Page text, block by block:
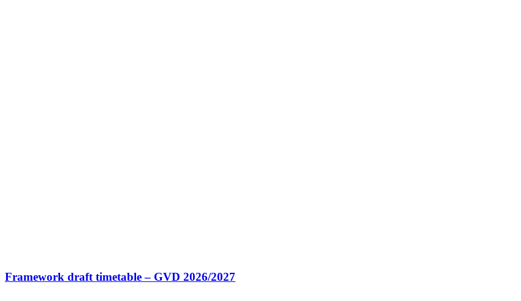
Framework draft timetable – GVD 2026/2027